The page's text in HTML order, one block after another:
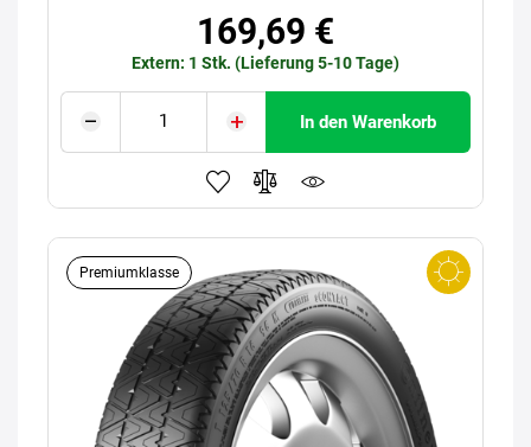
169,69 €
Extern: 1 Stk. (Lieferung 5-10 Tage)
In den Warenkorb
Premiumklasse